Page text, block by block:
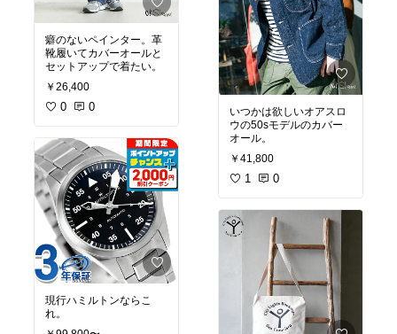
癖のないペインター。革
靴履いてカバーオールと
セットアップで着たい。
￥26,400
0 0
現行ハミルトンならこ
れ。
いつかは欲しいオアスロ
ウの50sモデルのカバー
オール。
￥41,800
1 0